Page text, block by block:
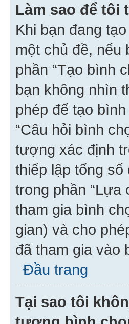
Làm sao để tôi
Khi bạn đang
một chủ đề, nếu
phần “Tạo bình
bạn không nhìn
phép để tạo
“Câu hỏi bình
tượng xác định
thiếp lập tổng
trong phần “Lựa
tham gia bình
gian) và cho
đã tham gia vào
Đầu trang
Tại sao tôi